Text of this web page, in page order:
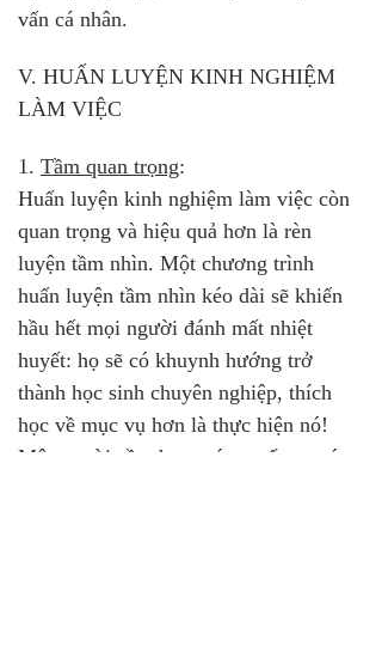
vấn cá nhân.
V. HUẤN LUYỆN KINH NGHIỆM
LÀM VIỆC
1. Tầm quan trọng:
Huấn luyện kinh nghiệm làm việc còn
quan trọng và hiệu quả hơn là rèn
luyện tầm nhìn. Một chương trình
huấn luyện tầm nhìn kéo dài sẽ khiến
hầu hết mọi người đánh mất nhiệt
huyết: họ sẽ có khuynh hướng trở
thành học sinh chuyên nghiệp, thích
học về mục vụ hơn là thực hiện nó!
Một người cần được ném xuống nước